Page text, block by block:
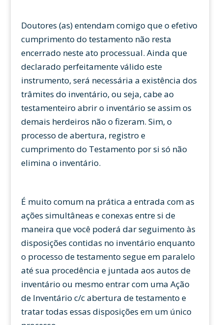
Doutores (as) entendam comigo que o efetivo
cumprimento do testamento não resta
encerrado neste ato processual. Ainda que
declarado perfeitamente válido este
instrumento, será necessária a existência dos
trâmites do inventário, ou seja, cabe ao
testamenteiro abrir o inventário se assim os
demais herdeiros não o fizeram. Sim, o
processo de abertura, registro e
cumprimento do Testamento por si só não
elimina o inventário.
É muito comum na prática a entrada com as
ações simultâneas e conexas entre si de
maneira que você poderá dar seguimento às
disposições contidas no inventário enquanto
o processo de testamento segue em paralelo
até sua procedência e juntada aos autos de
inventário ou mesmo entrar com uma Ação
de Inventário c/c abertura de testamento e
tratar todas essas disposições em um único